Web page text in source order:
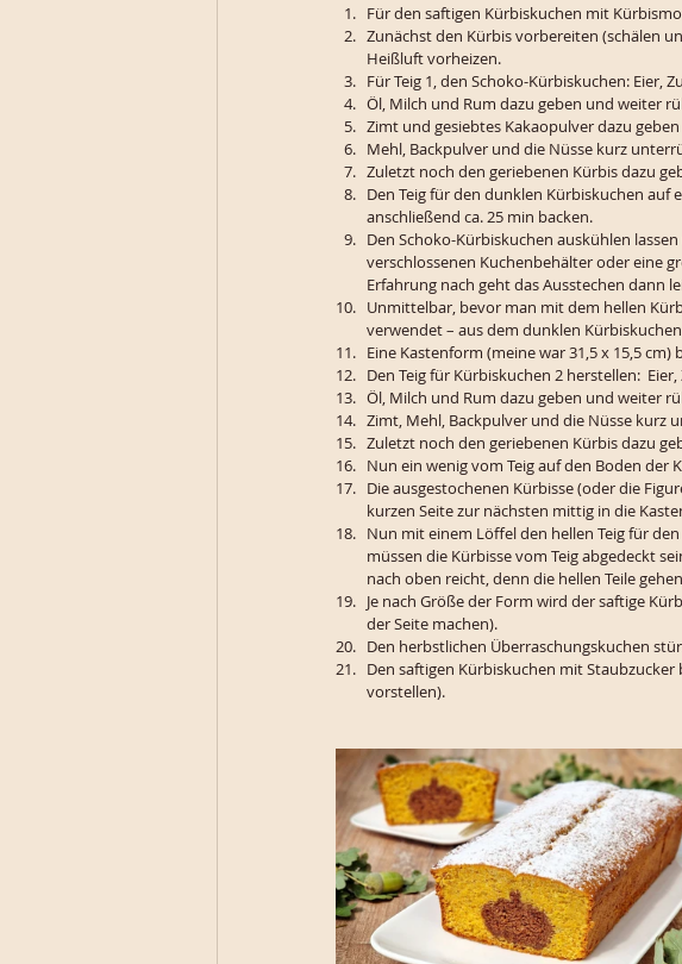
Für den saftigen Kürbiskuchen mit
Zunächst den Kürbis vorbereiten (schälen
Heißluft vorheizen.
Für Teig 1, den Schoko-Kürbiskuchen: Eier,
Öl, Milch und Rum dazu geben und weiter
Zimt und gesiebtes Kakaopulver dazu
Mehl, Backpulver und die Nüsse kurz
Zuletzt noch den geriebenen Kürbis dazu
Den Teig für den dunklen Kürbiskuchen auf
anschließend ca. 25 min backen.
Den Schoko-Kürbiskuchen auskühlen
verschlossenen Kuchenbehälter oder eine
Erfahrung nach geht das Ausstechen dann
Unmittelbar, bevor man mit dem hellen
verwendet – aus dem dunklen
Eine Kastenform (meine war 31,5 x 15,5
Den Teig für Kürbiskuchen 2 herstellen:
Öl, Milch und Rum dazu geben und weiter
Zimt, Mehl, Backpulver und die Nüsse kurz
Zuletzt noch den geriebenen Kürbis dazu
Nun ein wenig vom Teig auf den Boden
Die ausgestochenen Kürbisse (oder die
kurzen Seite zur nächsten mittig in die
Nun mit einem Löffel den hellen Teig für
müssen die Kürbisse vom Teig abgedeckt
nach oben reicht, denn die hellen Teile
Je nach Größe der Form wird der saftige
der Seite machen).
Den herbstlichen Überraschungskuchen
Den saftigen Kürbiskuchen mit
vorstellen).